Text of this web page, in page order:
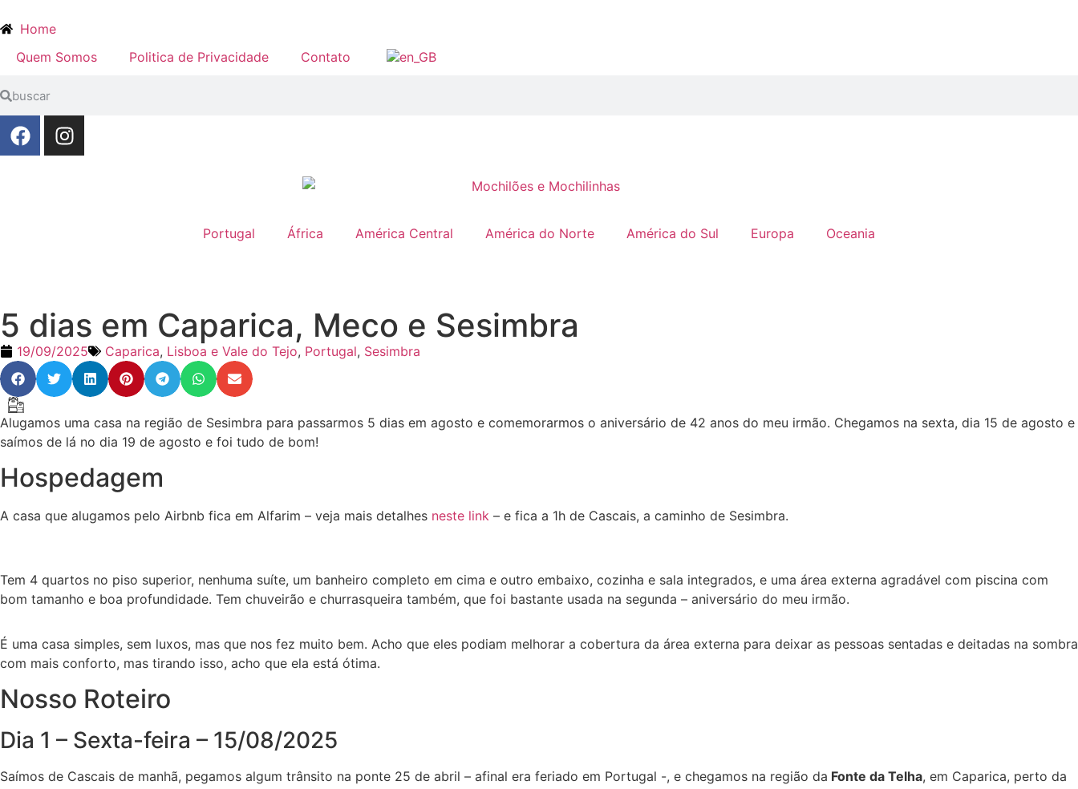
Home
Quem Somos
Politica de Privacidade Contato
Portugal África América Central América do Norte América do Sul Europa Oceania
5 dias em Caparica, Meco e Sesimbra
19/09/2025 Caparica, Lisboa e Vale do Tejo, Portugal, Sesimbra
Alugamos uma casa na região de Sesimbra para passarmos 5 dias em agosto e comemorarmos o aniversário de 42 anos do meu irmão. Chegamos na sexta, dia 15 de agosto e
saímos de lá no dia 19 de agosto e foi tudo de bom!
Hospedagem
A casa que alugamos pelo Airbnb fica em Alfarim – veja mais detalhes neste link – e fica a 1h de Cascais, a caminho de Sesimbra.
Tem 4 quartos no piso superior, nenhuma suíte, um banheiro completo em cima e outro embaixo, cozinha e sala integrados, e uma área externa agradável com piscina com
bom tamanho e boa profundidade. Tem chuveirão e churrasqueira também, que foi bastante usada na segunda – aniversário do meu irmão.
É uma casa simples, sem luxos, mas que nos fez muito bem. Acho que eles podiam melhorar a cobertura da área externa para deixar as pessoas sentadas e deitadas na sombra
com mais conforto, mas tirando isso, acho que ela está ótima.
Nosso Roteiro
Dia 1 – Sexta-feira – 15/08/2025
Saímos de Cascais de manhã, pegamos algum trânsito na ponte 25 de abril – afinal era feriado em Portugal -, e chegamos na região da Fonte da Telha, em Caparica, perto da